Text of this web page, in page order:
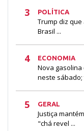
3 POLÍTICA
Trump diz
Brasil ...
4 ECONOMIA
Nova gasolina
neste sábado;
5 GERAL
Justiça
"chá revel ...